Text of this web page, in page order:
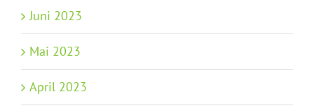
Juni 2023
Mai 2023
April 2023